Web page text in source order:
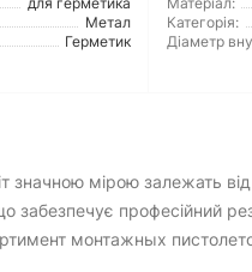
Метал
Герметик
Категорія:
Діаметр
значною мірою залежать
забезпечує професійний
монтажных